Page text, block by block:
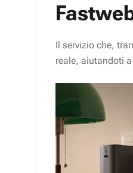
Il servizio che,
reale, aiutandoti